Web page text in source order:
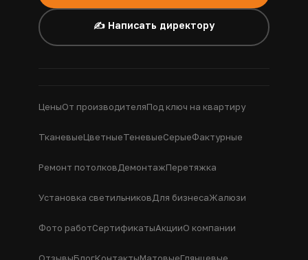
✍️ Написать директору
ЦеныОт производителяПод ключ на квартиру
ТканевыеЦветныеТеневыеСерыеФактурные
Ремонт потолковДемонтажПеретяжка
Установка светильниковДля бизнесаЖалюзи
Фото работСертификатыАкцииО компании
ОтзывыБлогКонтактыМатовыеГлянцевые